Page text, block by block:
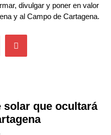
divulgar y poner en valor
y al Campo de Cartagena.
solar que ocultará